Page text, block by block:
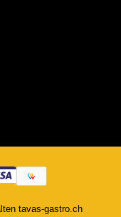
tavas-gastro.ch